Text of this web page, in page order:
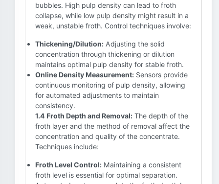
bubbles. High pulp density can lead to froth
collapse, while low pulp density might result in a
weak, unstable froth. Control techniques involve:
Thickening/Dilution: Adjusting the solid
concentration through thickening or dilution
maintains optimal pulp density for stable froth.
Online Density Measurement: Sensors provide
continuous monitoring of pulp density, allowing
for automated adjustments to maintain
consistency.
1.4 Froth Depth and Removal: The depth of the
froth layer and the method of removal affect the
concentration and quality of the concentrate.
Techniques include:
Froth Level Control: Maintaining a consistent
froth level is essential for optimal separation.